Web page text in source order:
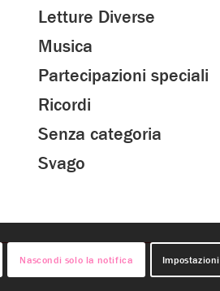
Letture Diverse
Musica
Partecipazioni speciali
Ricordi
Senza categoria
Svago
Nascondi solo la notifica Impostazioni